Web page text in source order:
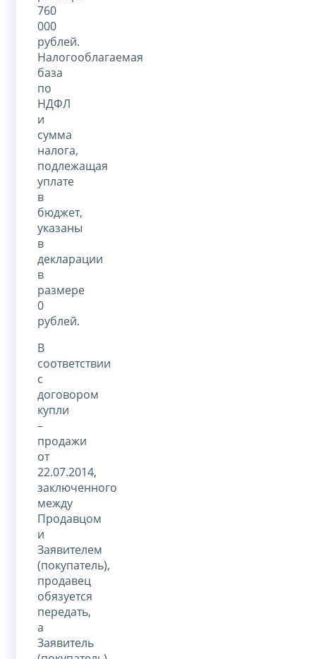
760
000
рублей.
Налогооблагаемая
база
по
НДФЛ
и
сумма
налога,
подлежащая
уплате
в
бюджет,
указаны
в
декларации
в
размере
0
рублей.
В
соответствии
с
договором
купли
–
продажи
от
22.07.2014,
заключенного
между
Продавцом
и
Заявителем
(покупатель),
продавец
обязуется
передать,
а
Заявитель